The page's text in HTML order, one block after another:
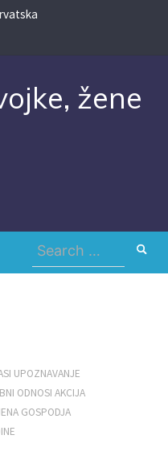
žene
Search
for:
UPOZNAVANJE
ODNOSI AKCIJA
GOSPODJA